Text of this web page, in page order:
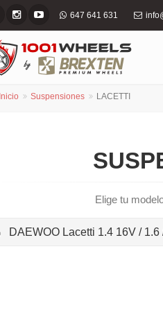
647 641 631
Inicio Suspensiones LACETTI
Elige tu
DAEWOO Lacetti 1.4 16V /